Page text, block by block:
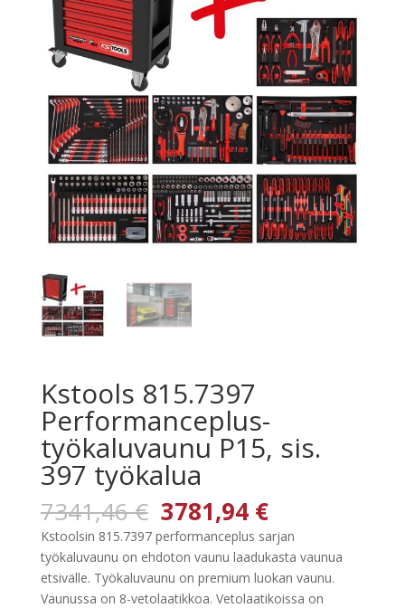
Kstools 815.7397
Performanceplus-
työkaluvaunu P15, sis.
397 työkalua
7341,46€ Alkuperäinen
hinta
oli:
7341,46 €.
3781,94 €Nykyinen
hinta
on:
3781,94 €.
Kstoolsin 815.7397 performanceplus sarjan
työkaluvaunu on ehdoton vaunu laadukasta vaunua
etsivälle. Työkaluvaunu on premium luokan vaunu.
Vaunussa on 8-vetolaatikkoa. Vetolaatikoissa on